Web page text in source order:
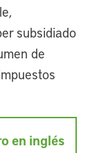
subsidiado
de
en inglés